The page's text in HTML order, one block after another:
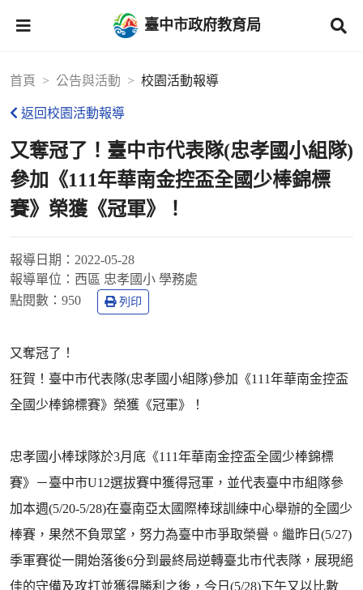
臺中市政府教育局
首頁 公告與活動 校園活動報導
返回校園活動報導
又奪冠了！臺中市代表隊(忠孝國小組隊)
參加《111年華南金控盃全國少棒錦標
賽》榮獲《冠軍》！
報導日期： 2022-05-28
報導單位： 西區 忠孝國小 學務處
點閱數： 950 列印
又奪冠了！
狂賀！臺中市代表隊(忠孝國小組隊)參加《111年華南金控盃
全國少棒錦標賽》榮獲《冠軍》！
忠孝國小棒球隊於3月底《111年華南金控盃全國少棒錦標
賽》－臺中市U12選拔賽中獲得冠軍，並代表臺中市組隊參
加本週(5/20-5/28)在臺南亞太國際棒球訓練中心舉辦的全國少
棒賽，果然不負眾望，努力為臺中市爭取榮譽。繼昨日(5/27)
季軍賽從一開始落後6分到最終局逆轉臺北市代表隊，展現絕
佳的守備及攻打並獲得勝利之後，今日(5/28)下午又以比數